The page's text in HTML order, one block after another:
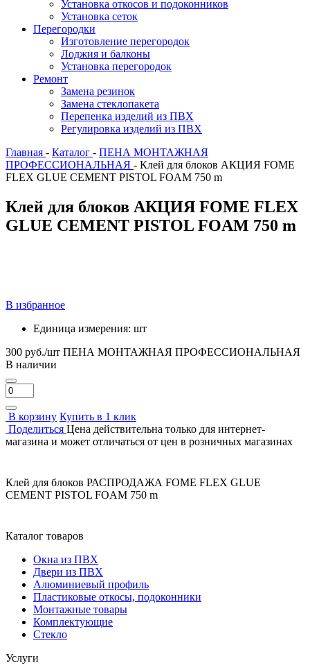
Установка откосов и подоконников
Установка сеток
Перегородки
Изготовление перегородок
Лоджия и балконы
Установка перегородок
Ремонт
Замена резинок
Замена стеклопакета
Перепенка изделий из ПВХ
Регулировка изделий из ПВХ
Главная - Каталог - ПЕНА МОНТАЖНАЯ
ПРОФЕССИОНАЛЬНАЯ - Клей для блоков АКЦИЯ FOME
FLEX GLUE CEMENT PISTOL FOAM 750 m
Клей для блоков АКЦИЯ FOME FLEX
GLUE CEMENT PISTOL FOAM 750 m
В избранное
Единица измерения: шт
300 руб./шт ПЕНА МОНТАЖНАЯ ПРОФЕССИОНАЛЬНАЯ
В наличии
В корзину Купить в 1 клик
Поделиться Цена действительна только для интернет-
магазина и может отличаться от цен в розничных магазинах
Клей для блоков РАСПРОДАЖА FOME FLEX GLUE
CEMENT PISTOL FOAM 750 m
Каталог товаров
Окна из ПВХ
Двери из ПВХ
Алюминиевый профиль
Пластиковые откосы, подоконники
Монтажные товары
Комплектующие
Стекло
Услуги